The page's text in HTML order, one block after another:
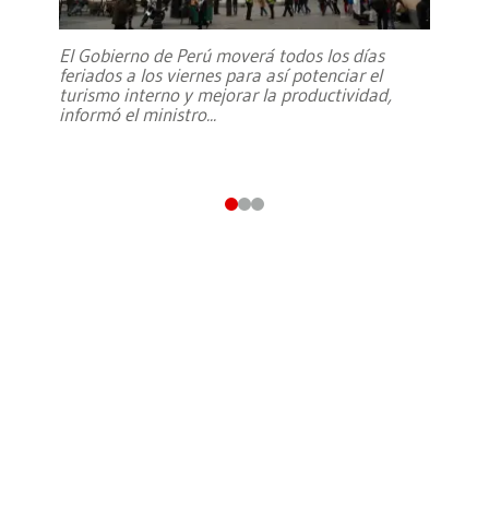
El Gobierno de Perú moverá todos los días
feriados a los viernes para así potenciar el
turismo interno y mejorar la productividad,
informó el ministro...